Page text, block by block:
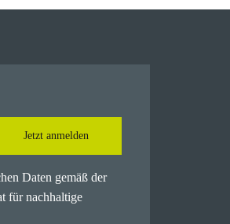
Jetzt anmelden
Daten gemäß der
für nachhaltige